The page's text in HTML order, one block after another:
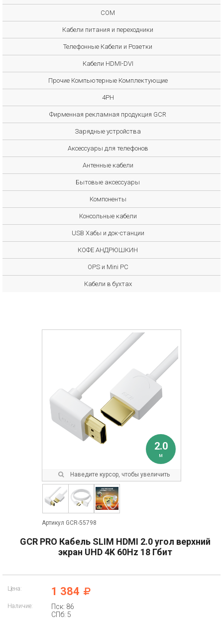
COM
Кабели питания и переходники
Телефонные Кабели и Розетки
Кабели HDMI-DVI
Прочие Компьютерные Комплектующие
4PH
Фирменная рекламная продукция GCR
Зарядные устройства
Аксессуары для телефонов
Антенные кабели
Бытовые аксессуары
Компоненты
Консольные кабели
USB Хабы и док-станции
КОФЕ АНДРЮШКИН
OPS и Mini PC
Кабели в бухтах
2.0
м
Наведите курсор, чтобы увеличить
Артикул GCR-55798
GCR PRO Кабель SLIM HDMI 2.0 угол верхний
экран UHD 4K 60Hz 18 Гбит
Цена: 1 384
Наличие:
Пск: 86
СПб: 5